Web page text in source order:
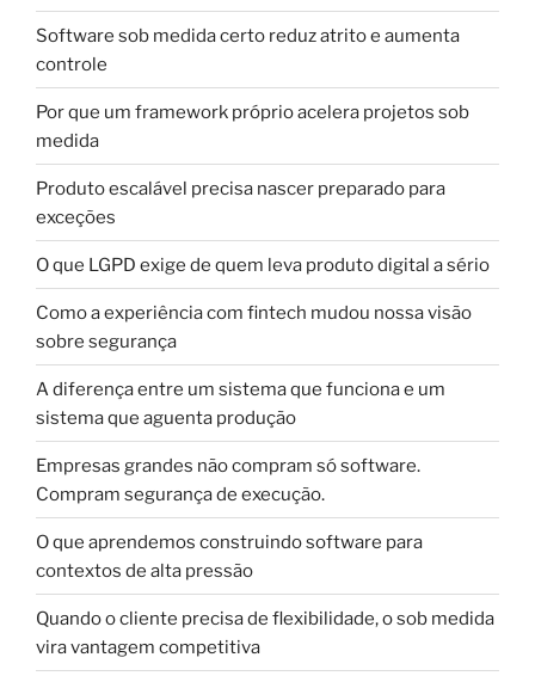
Software sob medida certo reduz atrito e aumenta
controle
Por que um framework próprio acelera projetos sob
medida
Produto escalável precisa nascer preparado para
exceções
O que LGPD exige de quem leva produto digital a sério
Como a experiência com fintech mudou nossa visão
sobre segurança
A diferença entre um sistema que funciona e um
sistema que aguenta produção
Empresas grandes não compram só software.
Compram segurança de execução.
O que aprendemos construindo software para
contextos de alta pressão
Quando o cliente precisa de flexibilidade, o sob medida
vira vantagem competitiva